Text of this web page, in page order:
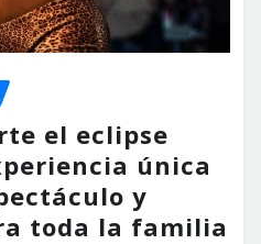
el eclipse
única
y
toda la familia